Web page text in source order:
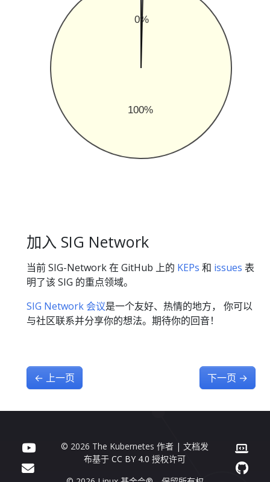
0%
100%
加入 SIG Network
当前 SIG-Network 在 GitHub 上的 KEPs 和 issues 表
明了该 SIG 的重点领域。
SIG Network 会议是一个友好、热情的地方， 你可以
与社区联系并分享你的想法。期待你的回音！
← 上一页 下一页 →
© 2026 The Kubernetes 作者 | 文档发
布基于CC BY 4.0 授权许可